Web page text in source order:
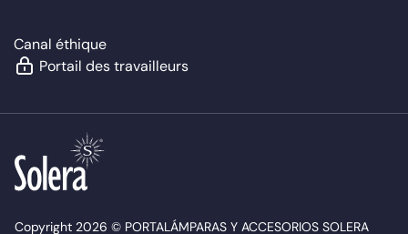
Canal éthique
Portail des travailleurs
Copyright 2026 © PORTALÁMPARAS Y ACCESORIOS SOLERA